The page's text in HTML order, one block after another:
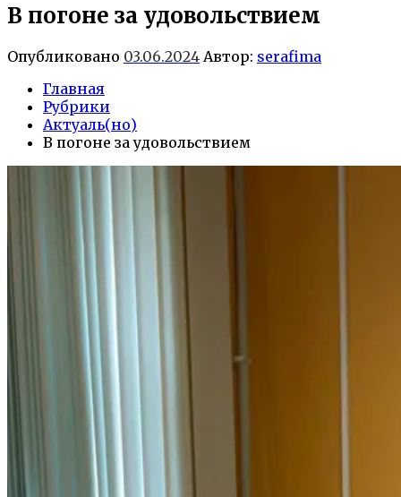
В погоне за удовольствием
Опубликовано 03.06.2024 Автор: serafima
Главная
Рубрики
Актуаль(но)
В погоне за удовольствием